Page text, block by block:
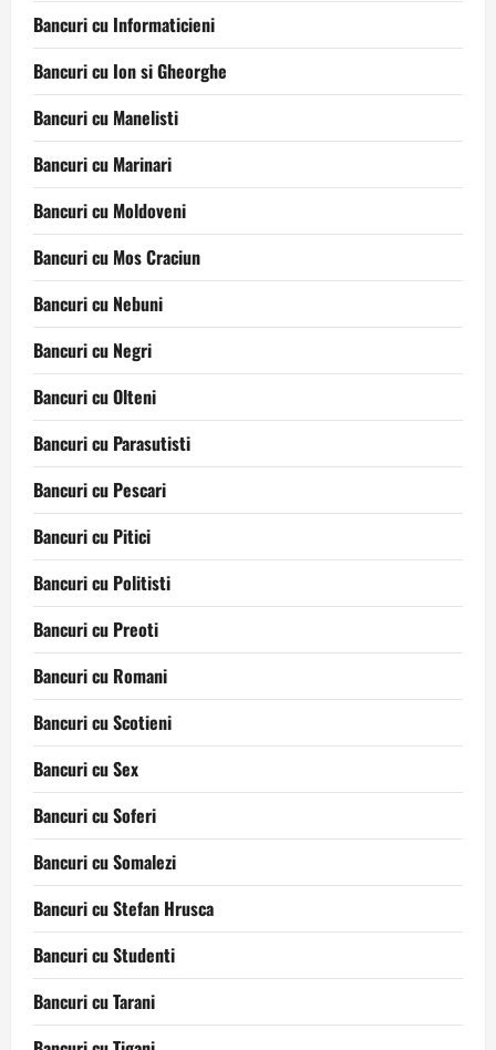
Bancuri cu Informaticieni
Bancuri cu Ion si Gheorghe
Bancuri cu Manelisti
Bancuri cu Marinari
Bancuri cu Moldoveni
Bancuri cu Mos Craciun
Bancuri cu Nebuni
Bancuri cu Negri
Bancuri cu Olteni
Bancuri cu Parasutisti
Bancuri cu Pescari
Bancuri cu Pitici
Bancuri cu Politisti
Bancuri cu Preoti
Bancuri cu Romani
Bancuri cu Scotieni
Bancuri cu Sex
Bancuri cu Soferi
Bancuri cu Somalezi
Bancuri cu Stefan Hrusca
Bancuri cu Studenti
Bancuri cu Tarani